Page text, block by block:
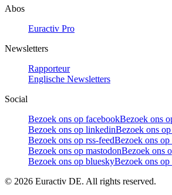
Abos
Euractiv Pro
Newsletters
Rapporteur
Englische Newsletters
Social
Bezoek ons op facebookBezoek ons
Bezoek ons op linkedinBezoek ons
Bezoek ons op rss-feedBezoek ons op
Bezoek ons op mastodonBezoek ons
Bezoek ons op blueskyBezoek ons op
© 2026 Euractiv DE. All rights reserved.